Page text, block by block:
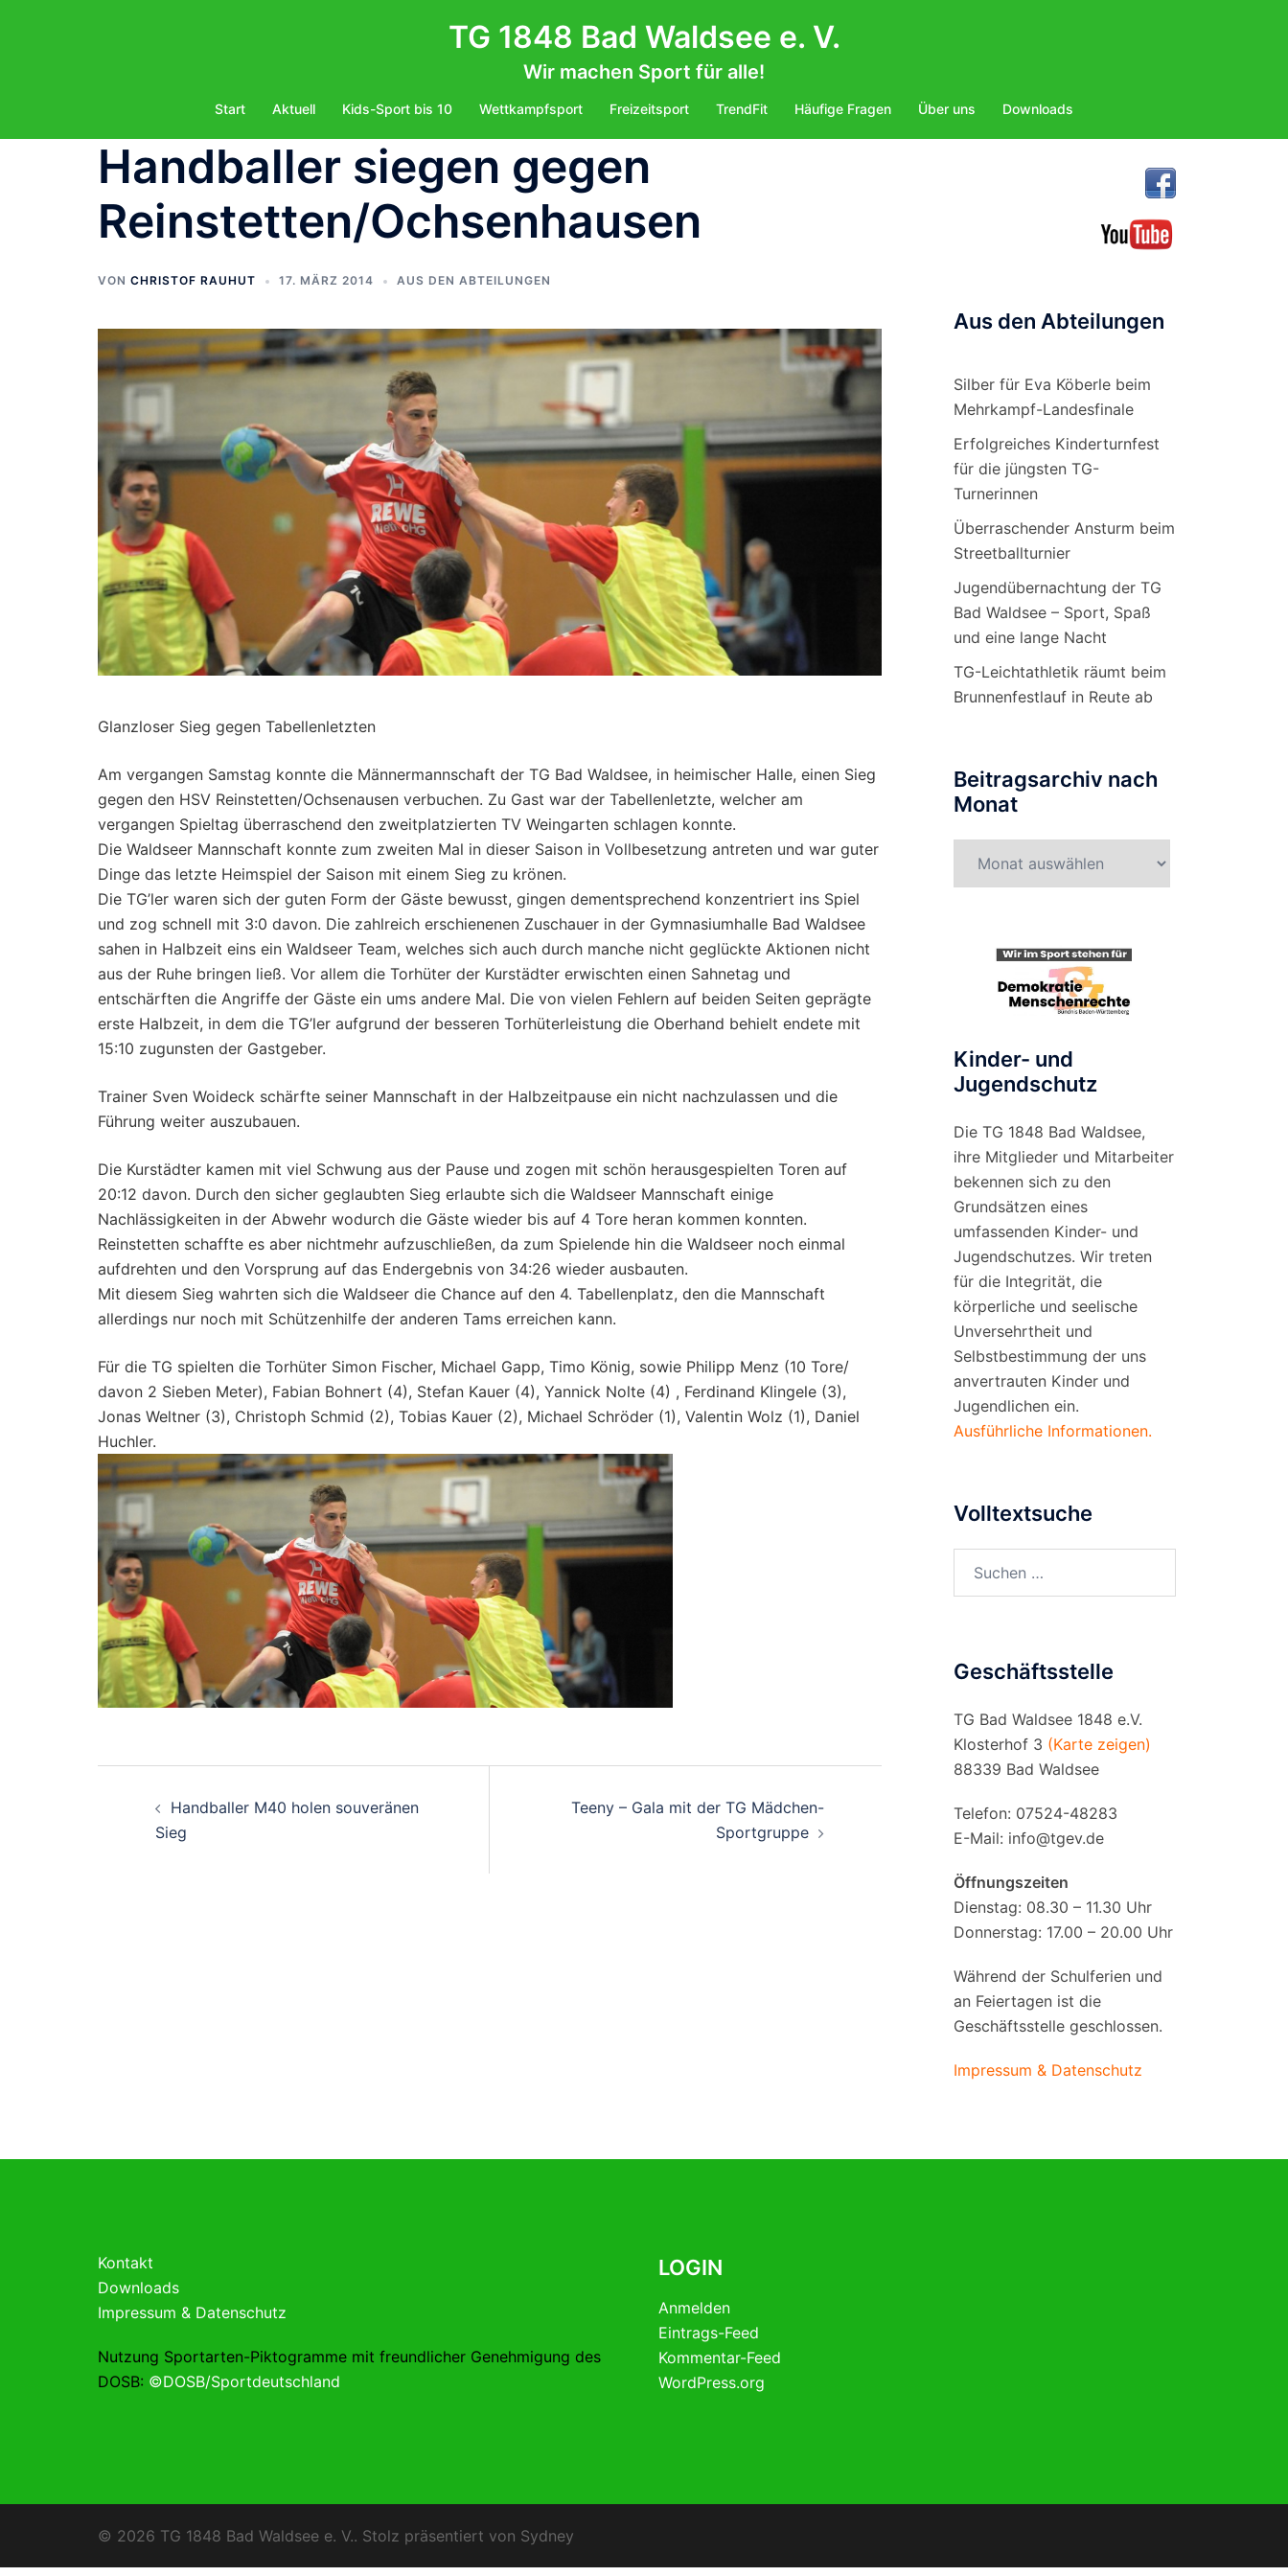
TG 1848 Bad Waldsee e. V.
Wir machen Sport für alle!
Start Aktuell Kids-Sport bis 10 Wettkampfsport Freizeitsport TrendFit Häufige Fragen Über uns Downloads
Handballer siegen gegen
Reinstetten/Ochsenhausen
VON CHRISTOF RAUHUT 17. MÄRZ 2014 AUS DEN ABTEILUNGEN
Glanzloser Sieg gegen Tabellenletzten
Am vergangen Samstag konnte die Männermannschaft der TG Bad Waldsee, in heimischer Halle, einen Sieg
gegen den HSV Reinstetten/Ochsenausen verbuchen. Zu Gast war der Tabellenletzte, welcher am
vergangen Spieltag überraschend den zweitplatzierten TV Weingarten schlagen konnte.
Die Waldseer Mannschaft konnte zum zweiten Mal in dieser Saison in Vollbesetzung antreten und war guter
Dinge das letzte Heimspiel der Saison mit einem Sieg zu krönen.
Die TG’ler waren sich der guten Form der Gäste bewusst, gingen dementsprechend konzentriert ins Spiel
und zog schnell mit 3:0 davon. Die zahlreich erschienenen Zuschauer in der Gymnasiumhalle Bad Waldsee
sahen in Halbzeit eins ein Waldseer Team, welches sich auch durch manche nicht geglückte Aktionen nicht
aus der Ruhe bringen ließ. Vor allem die Torhüter der Kurstädter erwischten einen Sahnetag und
entschärften die Angriffe der Gäste ein ums andere Mal. Die von vielen Fehlern auf beiden Seiten geprägte
erste Halbzeit, in dem die TG’ler aufgrund der besseren Torhüterleistung die Oberhand behielt endete mit
15:10 zugunsten der Gastgeber.
Trainer Sven Woideck schärfte seiner Mannschaft in der Halbzeitpause ein nicht nachzulassen und die
Führung weiter auszubauen.
Die Kurstädter kamen mit viel Schwung aus der Pause und zogen mit schön herausgespielten Toren auf
20:12 davon. Durch den sicher geglaubten Sieg erlaubte sich die Waldseer Mannschaft einige
Nachlässigkeiten in der Abwehr wodurch die Gäste wieder bis auf 4 Tore heran kommen konnten.
Reinstetten schaffte es aber nichtmehr aufzuschließen, da zum Spielende hin die Waldseer noch einmal
aufdrehten und den Vorsprung auf das Endergebnis von 34:26 wieder ausbauten.
Mit diesem Sieg wahrten sich die Waldseer die Chance auf den 4. Tabellenplatz, den die Mannschaft
allerdings nur noch mit Schützenhilfe der anderen Tams erreichen kann.
Für die TG spielten die Torhüter Simon Fischer, Michael Gapp, Timo König, sowie Philipp Menz (10 Tore/
davon 2 Sieben Meter), Fabian Bohnert (4), Stefan Kauer (4), Yannick Nolte (4) , Ferdinand Klingele (3),
Jonas Weltner (3), Christoph Schmid (2), Tobias Kauer (2), Michael Schröder (1), Valentin Wolz (1), Daniel
Huchler.
Handballer M40 holen souveränen
Sieg
Teeny – Gala mit der TG Mädchen-
Sportgruppe
Aus den Abteilungen
Silber für Eva Köberle beim
Mehrkampf-Landesfinale
Erfolgreiches Kinderturnfest
für die jüngsten TG-
Turnerinnen
Überraschender Ansturm beim
Streetballturnier
Jugendübernachtung der TG
Bad Waldsee – Sport, Spaß
und eine lange Nacht
TG-Leichtathletik räumt beim
Brunnenfestlauf in Reute ab
Beitragsarchiv nach
Monat
nach
Kinder- und
Jugendschutz
Die TG 1848 Bad Waldsee,
ihre Mitglieder und Mitarbeiter
bekennen sich zu den
Grundsätzen eines
umfassenden Kinder- und
Jugendschutzes. Wir treten
für die Integrität, die
körperliche und seelische
Unversehrtheit und
Selbstbestimmung der uns
anvertrauten Kinder und
Jugendlichen ein.
Ausführliche Informationen.
Volltextsuche
nach:
Geschäftsstelle
TG Bad Waldsee 1848 e.V.
Klosterhof 3 (Karte zeigen)
88339 Bad Waldsee
Telefon: 07524-48283
E-Mail: info@tgev.de
Öffnungszeiten
Dienstag: 08.30 – 11.30 Uhr
Donnerstag: 17.00 – 20.00 Uhr
Während der Schulferien und
an Feiertagen ist die
Geschäftsstelle geschlossen.
Impressum & Datenschutz
Kontakt
Downloads
Impressum & Datenschutz
Nutzung Sportarten-Piktogramme mit freundlicher Genehmigung des
DOSB: ©DOSB/Sportdeutschland
LOGIN
Anmelden
Eintrags-Feed
Kommentar-Feed
WordPress.org
© 2026 TG 1848 Bad Waldsee e. V.. Stolz präsentiert von Sydney